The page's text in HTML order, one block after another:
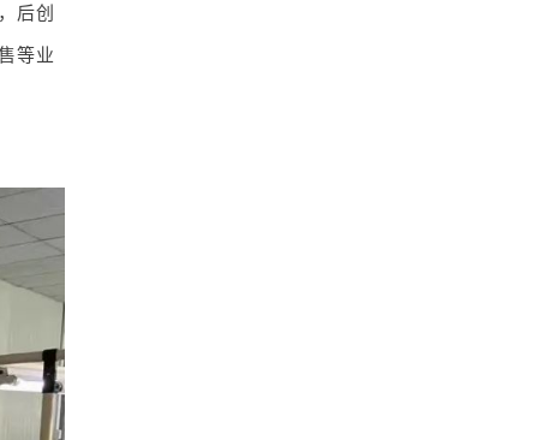
后创
等业